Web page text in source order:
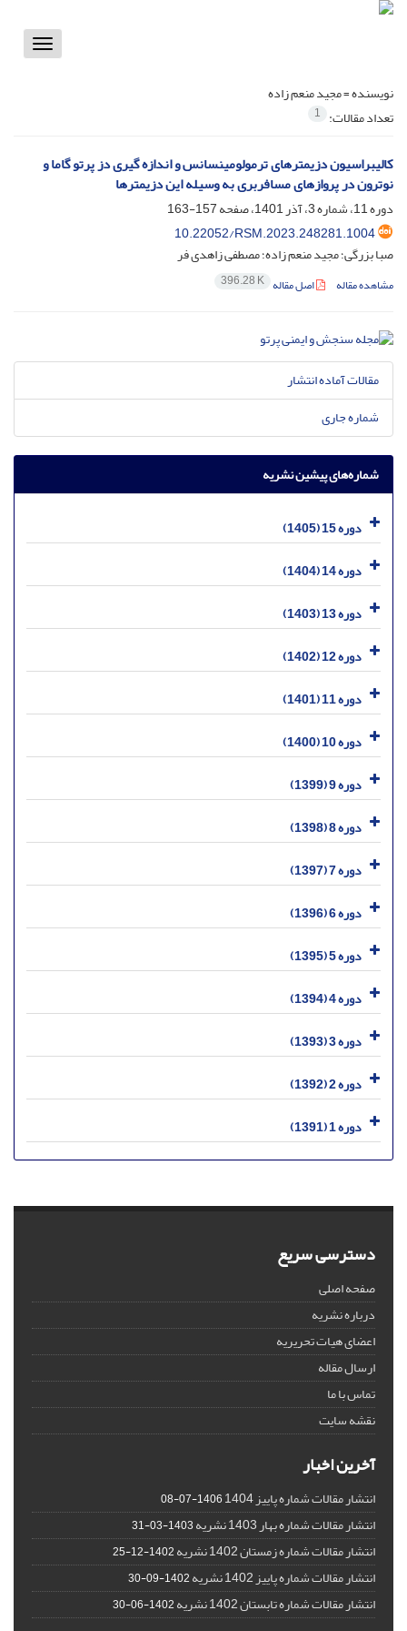
Toggle
نویسنده =مجید منعم زاده
تعداد مقالات: 1
کالیبراسیون دزیمترهای ترمولومینسانس و اندازه گیری دز پرتو گاما و
نوترون در پروازهای مسافربری به وسیله این دزیمترها
دوره 11، شماره 3، آذر 1401، صفحه
157-163
10.22052/RSM.2023.248281.1004
صبا بزرگی؛ مجید منعم زاده؛ مصطفی زاهدی فر
مشاهده مقاله اصل مقاله 396.28 K
مقالات آماده انتشار
شماره جاری
شماره‌های پیشین نشریه
دوره 15 (1405)
دوره 14 (1404)
دوره 13 (1403)
دوره 12 (1402)
دوره 11 (1401)
دوره 10 (1400)
دوره 9 (1399)
دوره 8 (1398)
دوره 7 (1397)
دوره 6 (1396)
دوره 5 (1395)
دوره 4 (1394)
دوره 3 (1393)
دوره 2 (1392)
دوره 1 (1391)
دسترسی سریع
صفحه اصلی
درباره نشریه
اعضای هیات تحریریه
ارسال مقاله
تماس با ما
نقشه سایت
آخرین اخبار
انتشار مقالات شماره پاییز 1404 1406-07-08
انتشار مقالات شماره بهار 1403 نشریه 1403-03-31
انتشار مقالات شماره زمستان 1402 نشریه 1402-12-25
انتشار مقالات شماره پاییز 1402 نشریه 1402-09-30
انتشار مقالات شماره تابستان 1402 نشریه 1402-06-30